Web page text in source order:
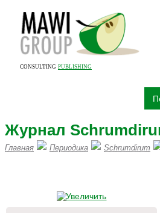
CONSULTING PUBLISHING
Журнал
Главная Периодика Schrumdirum